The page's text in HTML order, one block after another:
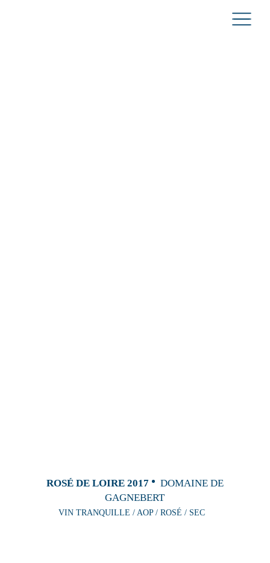
ROSÉ DE LOIRE 2017
DOMAINE DE
GAGNEBERT
VIN TRANQUILLE / AOP / ROSÉ / SEC